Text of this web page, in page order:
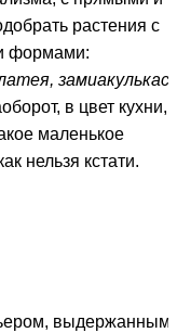
растения с
формами:
замиакулькас
в цвет кухни,
маленькое
нельзя кстати.
выдержанным